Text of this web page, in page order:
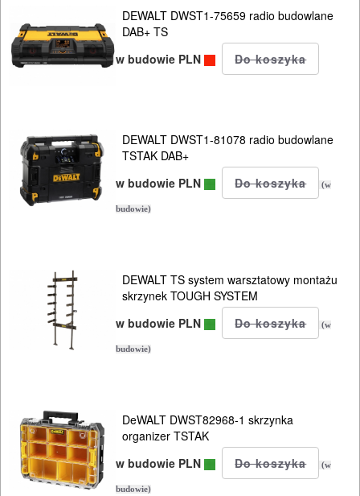
AKUMULATOROWE
OSPRZĘT
DO
ELEKTRONARZĘDZI
MAGAZYNOWANIE
Skrzynki
narzędziowe
Skrzynki
system
BOSCH
L-
DEWALT DWST1-75659 radio budowlane
DAB+ TS
w budowie PLN
DEWALT DWST1-81078 radio budowlane
TSTAK DAB+
w budowie PLN
(w
budowie)
DEWALT TS system warsztatowy montażu
skrzynek TOUGH SYSTEM
w budowie PLN
(w
budowie)
DeWALT DWST82968-1 skrzynka
organizer TSTAK
w budowie PLN
(w
budowie)